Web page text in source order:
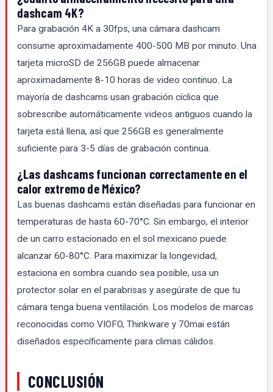
dashcam 4K?
Para grabación 4K a 30fps, una cámara dashcam
consume aproximadamente 400-500 MB por minuto. Una
tarjeta microSD de 256GB puede almacenar
aproximadamente 8-10 horas de video continuo. La
mayoría de dashcams usan grabación cíclica que
sobrescribe automáticamente videos antiguos cuando la
tarjeta está llena, así que 256GB es generalmente
suficiente para 3-5 días de grabación continua.
¿Las dashcams funcionan correctamente en el
calor extremo de México?
Las buenas dashcams están diseñadas para funcionar en
temperaturas de hasta 60-70°C. Sin embargo, el interior
de un carro estacionado en el sol mexicano puede
alcanzar 60-80°C. Para maximizar la longevidad,
estaciona en sombra cuando sea posible, usa un
protector solar en el parabrisas y asegúrate de que tu
cámara tenga buena ventilación. Los modelos de marcas
reconocidas como VIOFO, Thinkware y 70mai están
diseñados específicamente para climas cálidos.
CONCLUSIÓN